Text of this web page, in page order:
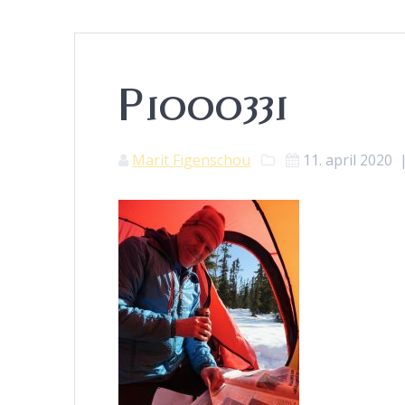
P1000331
Marit Figenschou 11. april 2020